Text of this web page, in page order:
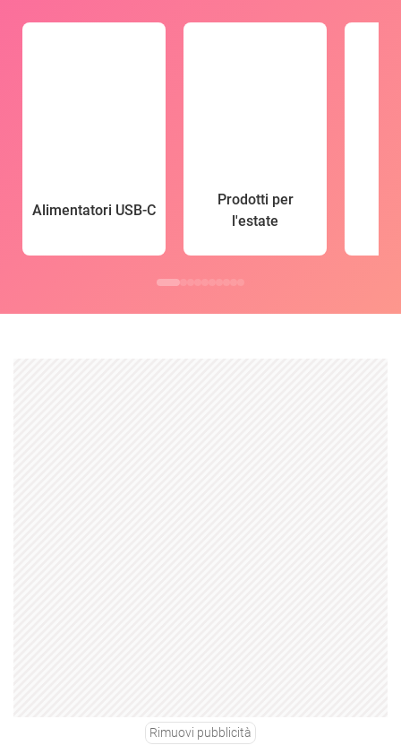
Alimentatori USB-C
Prodotti per
l'estate
Rimuovi pubblicità